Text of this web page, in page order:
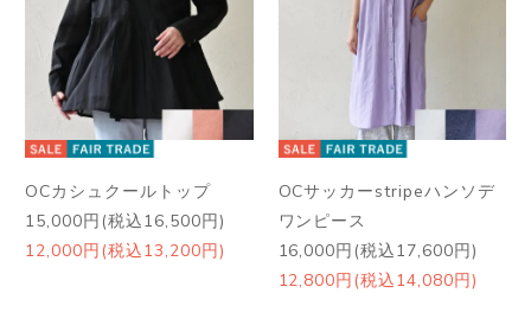
OCカシュクールトップ
15,000円(税込16,500円)
12,000円(税込13,200円)
OCサッカーstripeハンソデ
ワンピース
16,000円(税込17,600円)
12,800円(税込14,080円)